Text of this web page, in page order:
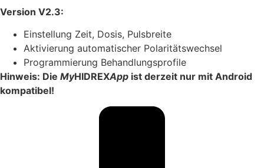
Version V2.3:
Einstellung Zeit, Dosis, Pulsbreite
Aktivierung automatischer Polaritätswechsel
Programmierung Behandlungsprofile
Hinweis: Die MyHIDREXApp ist derzeit nur mit Android
kompatibel!